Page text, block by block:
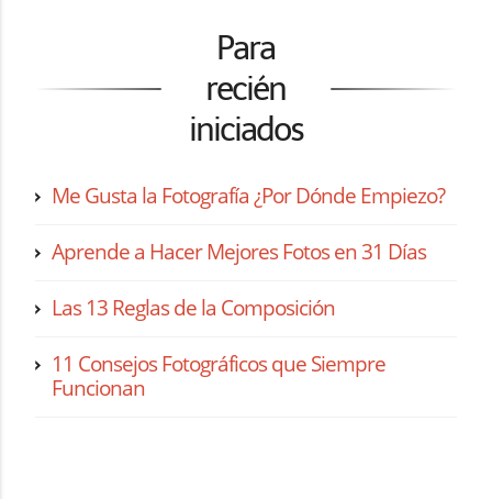
Para
recién
iniciados
Me Gusta la Fotografía ¿Por Dónde Empiezo?
Aprende a Hacer Mejores Fotos en 31 Días
Las 13 Reglas de la Composición
11 Consejos Fotográficos que Siempre
Funcionan